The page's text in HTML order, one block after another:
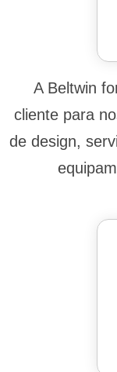
A Beltwin
cliente para
de design,